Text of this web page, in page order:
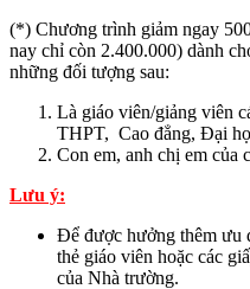
(*) Chương trình giảm ngay
nay chỉ còn 2.400.000) dành
những đối tượng sau:
Là giáo viên/giảng viên
THPT, Cao đẳng, Đại
Con em, anh chị em của
Lưu ý:
Để được hưởng thêm ưu
thẻ giáo viên hoặc các
của Nhà trường.